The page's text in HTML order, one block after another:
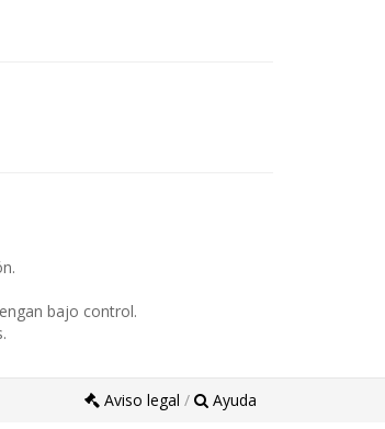
bajo control.
Aviso legal / Ayuda